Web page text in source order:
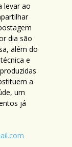
levar ao
dia são
além do
e
a
um
já